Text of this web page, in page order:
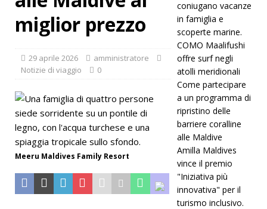
prezzo
DI
[19 aprile
Four
Seasons
Resorts
miglior prezzo
29 aprile 2026
amministratore
Notizie di viaggio
0
Meeru Maldives Family Resort
coniugano vacanze
in famiglia e
scoperte marine.
COMO Maalifushi
offre surf negli
atolli meridionali
Come partecipare
a un programma di
ripristino delle
barriere coralline
alle Maldive
Amilla Maldives
vince il premio
"Iniziativa più
innovativa" per il
turismo inclusivo.